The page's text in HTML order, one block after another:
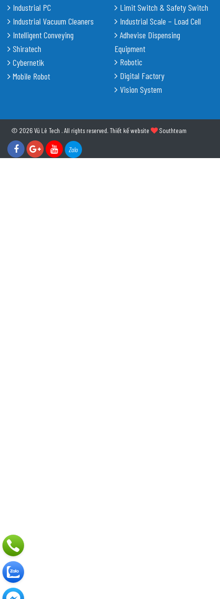
Industrial PC
Industrial Vacuum Cleaners
Intelligent Conveying
Shiratech
Cybernetik
Mobile Robot
Limit Switch & Safety Switch
Industrial Scale – Load Cell
Adhevise Dispensing
Equipment
Robotic
Digital Factory
Vision System
© 2026 Vũ Lê Tech . All rights reserved. Thiết kế website Southteam
Zalo